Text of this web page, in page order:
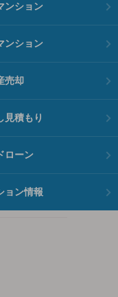
ンション
ンション
売却
見積もり
ローン
ョン情報